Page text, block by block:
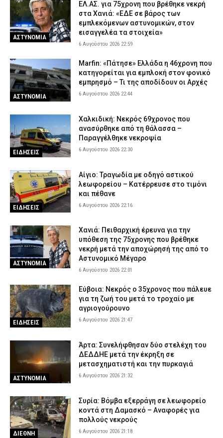
Meteo: Πότε αρχίζει η περίοδος των δασικών πυρκαγιών στην
Ελλάδα – Οι έξι πιο επικίνδυνες εβδομάδες του έτους
ΕΙΔΗΣΕΙΣ 6 Αυγούστου 2026 16:37
Δυτική Μάνη: Συνελήφθη 27χρονος την ώρα που παραλάμβανε
δέμα με κάνναβη
ΑΣΤΥΝΟΜΙΑ 6 Αυγούστου 2026 16:25
ΑΣΤΥΝΟΜΙΑ
ΕΛ.ΑΣ. για 75χρονη που βρέθηκε νεκρή
στα Χανιά: «ΕΔΕ σε βάρος των
εμπλεκόμενων αστυνομικών, στον
εισαγγελέα τα στοιχεία»
6 Αυγούστου 2026 22:59
ΑΣΤΥΝΟΜΙΑ
Marfin: «Πάτησε» Ελλάδα η 46χρονη που
κατηγορείται για εμπλοκή στον φονικό
εμπρησμό – Τι της αποδίδουν οι Αρχές
6 Αυγούστου 2026 22:44
ΕΙΔΗΣΕΙΣ
Χαλκιδική: Νεκρός 69χρονος που
ανασύρθηκε από τη θάλασσα –
Παραγγέλθηκε νεκροψία
6 Αυγούστου 2026 22:30
ΕΙΔΗΣΕΙΣ
Αίγιο: Τραγωδία με οδηγό αστικού
λεωφορείου – Κατέρρευσε στο τιμόνι
και πέθανε
6 Αυγούστου 2026 22:16
ΑΣΤΥΝΟΜΙΑ
Χανιά: Πειθαρχική έρευνα για την
υπόθεση της 75χρονης που βρέθηκε
νεκρή μετά την αποχώρησή της από το
Αστυνομικό Μέγαρο
6 Αυγούστου 2026 22:01
ΕΙΔΗΣΕΙΣ
Εύβοια: Νεκρός ο 35χρονος που πάλευε
για τη ζωή του μετά το τροχαίο με
αγριογούρουνο
6 Αυγούστου 2026 21:47
ΑΣΤΥΝΟΜΙΑ
Άρτα: Συνελήφθησαν δύο στελέχη του
ΔΕΔΔΗΕ μετά την έκρηξη σε
μετασχηματιστή και την πυρκαγιά
6 Αυγούστου 2026 21:32
ΔΙΕΘΝΗ
Συρία: Βόμβα εξερράγη σε λεωφορείο
κοντά στη Δαμασκό – Αναφορές για
πολλούς νεκρούς
6 Αυγούστου 2026 21:18